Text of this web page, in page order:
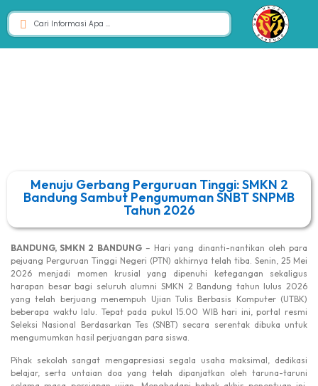
Menuju Gerbang Perguruan Tinggi: SMKN 2
Bandung Sambut Pengumuman SNBT SNPMB
Tahun 2026
BANDUNG, SMKN 2 BANDUNG– Hari yang dinanti-nantikan oleh para
pejuang Perguruan Tinggi Negeri (PTN) akhirnya telah tiba. Senin, 25 Mei
2026 menjadi momen krusial yang dipenuhi ketegangan sekaligus
harapan besar bagi seluruh alumni SMKN 2 Bandung tahun lulus 2026
yang telah berjuang menempuh Ujian Tulis Berbasis Komputer (UTBK)
beberapa waktu lalu. Tepat pada pukul 15.00 WIB hari ini, portal resmi
Seleksi Nasional Berdasarkan Tes (SNBT) secara serentak dibuka untuk
mengumumkan hasil perjuangan para siswa.
Pihak sekolah sangat mengapresiasi segala usaha maksimal, dedikasi
belajar, serta untaian doa yang telah dipanjatkan oleh taruna-taruni